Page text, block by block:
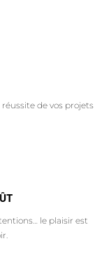
de vos projets
le plaisir est